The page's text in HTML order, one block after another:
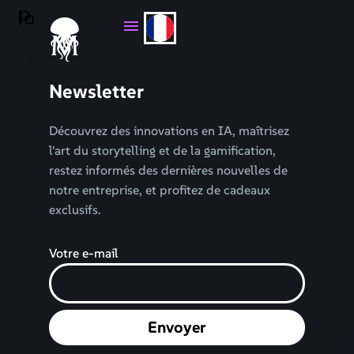
Newsletter
Découvrez des innovations en IA, maîtrisez
l'art du storytelling et de la gamification,
restez informés des dernières nouvelles de
notre entreprise, et profitez de cadeaux
exclusifs.
Votre e-mail
Envoyer